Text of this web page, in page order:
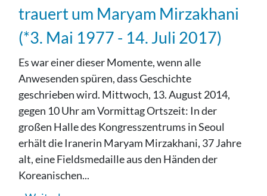
trauert um Maryam Mirzakhani
(*3. Mai 1977 - 14. Juli 2017)
Es war einer dieser Momente, wenn alle
Anwesenden spüren, dass Geschichte
geschrieben wird. Mittwoch, 13. August 2014,
gegen 10 Uhr am Vormittag Ortszeit: In der
großen Halle des Kongresszentrums in Seoul
erhält die Iranerin Maryam Mirzakhani, 37 Jahre
alt, eine Fieldsmedaille aus den Händen der
Koreanischen...